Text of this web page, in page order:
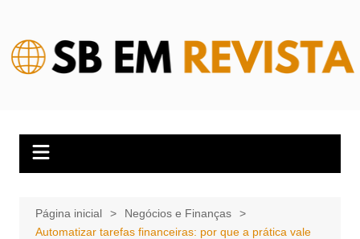
conteúdo
Página inicial
Negócios e Finanças
Automatizar tarefas financeiras: por que a prática vale